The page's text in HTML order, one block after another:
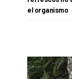
el organismo